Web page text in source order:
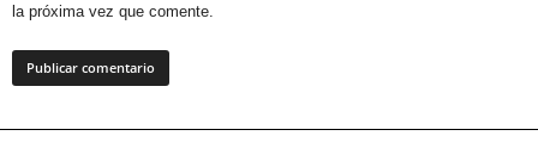
la próxima vez que comente.